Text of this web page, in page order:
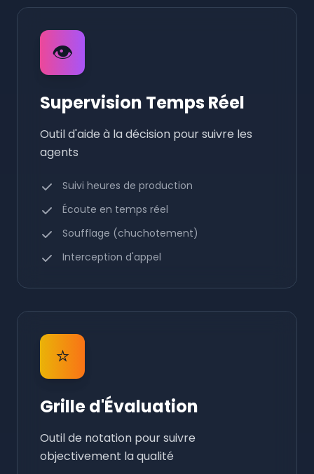
👁️
Supervision Temps Réel
Outil d'aide à la décision pour suivre les
agents
Suivi heures de production
Écoute en temps réel
Soufflage (chuchotement)
Interception d'appel
⭐
Grille d'Évaluation
Outil de notation pour suivre
objectivement la qualité